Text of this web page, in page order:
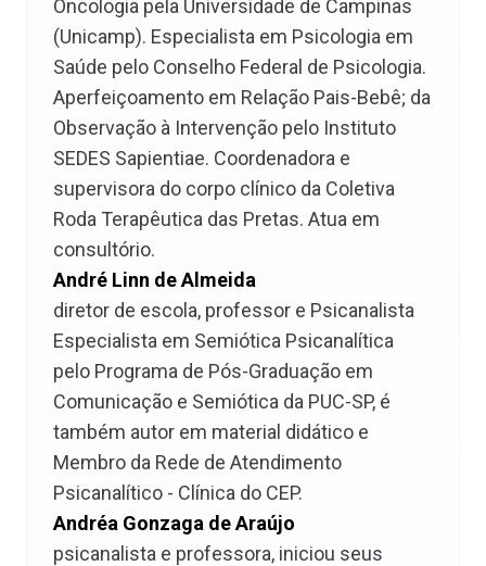
Oncologia pela Universidade de Campinas
(Unicamp). Especialista em Psicologia em
Saúde pelo Conselho Federal de Psicologia.
Aperfeiçoamento em Relação Pais-Bebê; da
Observação à Intervenção pelo Instituto
SEDES Sapientiae. Coordenadora e
supervisora do corpo clínico da Coletiva
Roda Terapêutica das Pretas. Atua em
consultório.
André Linn de Almeida
diretor de escola, professor e Psicanalista
Especialista em Semiótica Psicanalítica
pelo Programa de Pós-Graduação em
Comunicação e Semiótica da PUC-SP, é
também autor em material didático e
Membro da Rede de Atendimento
Psicanalítico - Clínica do CEP.
Andréa Gonzaga de Araújo
psicanalista e professora, iniciou seus